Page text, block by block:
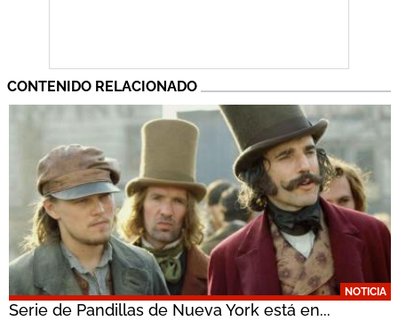
CONTENIDO RELACIONADO
NOTICIA
Serie de Pandillas de Nueva York está en...